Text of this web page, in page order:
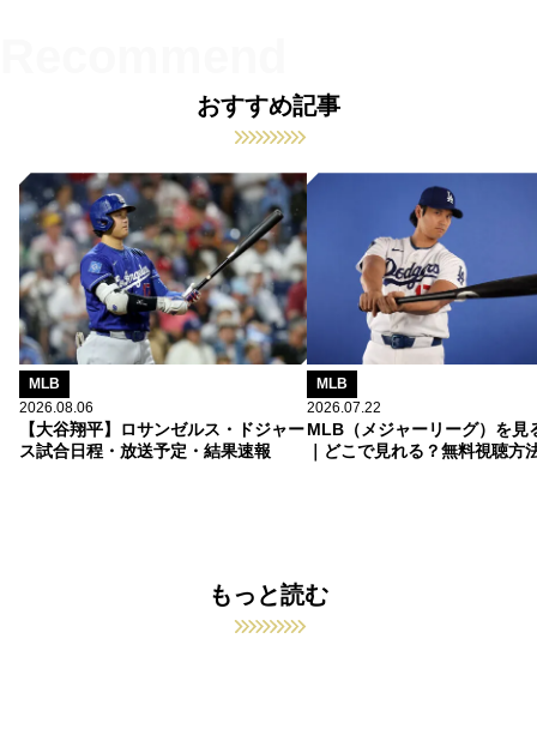
おすすめ記事
MLB
2026.08.06
【大谷翔平】ロサンゼルス・ドジャー
ス試合日程・放送予定・結果速報
MLB
2026.07.22
MLB（メジャーリーグ）を見
｜どこで見れる？無料視聴方
もっと読む